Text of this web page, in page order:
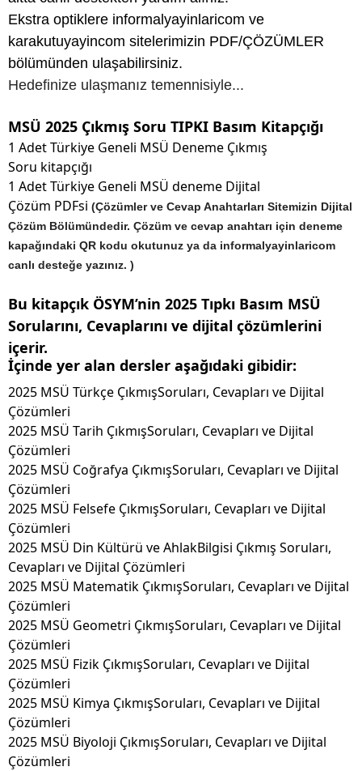
Ekstra optiklere informalyayinlaricom ve
karakutuyayincom sitelerimizin PDF/ÇÖZÜMLER
bölümünden ulaşabilirsiniz.
Hedefinize ulaşmanız temennisiyle...
MSÜ 2025 Çıkmış Soru TIPKI Basım Kitapçığı
1 Adet Türkiye Geneli MSÜ Deneme Çıkmış
Soru kitapçığı
1 Adet Türkiye Geneli MSÜ deneme Dijital
Çözüm PDFsi (Çözümler ve Cevap Anahtarları Sitemizin Dijital
Çözüm Bölümündedir. Çözüm ve cevap anahtarı için deneme
kapağındaki QR kodu okutunuz ya da informalyayinlaricom
canlı desteğe yazınız. )
Bu kitapçık ÖSYM’nin 2025 Tıpkı Basım MSÜ
Sorularını, Cevaplarını ve dijital çözümlerini
içerir.
İçinde yer alan dersler aşağıdaki gibidir:
2025 MSÜ Türkçe ÇıkmışSoruları, Cevapları ve Dijital
Çözümleri
2025 MSÜ Tarih ÇıkmışSoruları, Cevapları ve Dijital
Çözümleri
2025 MSÜ Coğrafya ÇıkmışSoruları, Cevapları ve Dijital
Çözümleri
2025 MSÜ Felsefe ÇıkmışSoruları, Cevapları ve Dijital
Çözümleri
2025 MSÜ Din Kültürü ve AhlakBilgisi Çıkmış Soruları,
Cevapları ve Dijital Çözümleri
2025 MSÜ Matematik ÇıkmışSoruları, Cevapları ve Dijital
Çözümleri
2025 MSÜ Geometri ÇıkmışSoruları, Cevapları ve Dijital
Çözümleri
2025 MSÜ Fizik ÇıkmışSoruları, Cevapları ve Dijital
Çözümleri
2025 MSÜ Kimya ÇıkmışSoruları, Cevapları ve Dijital
Çözümleri
2025 MSÜ Biyoloji ÇıkmışSoruları, Cevapları ve Dijital
Çözümleri